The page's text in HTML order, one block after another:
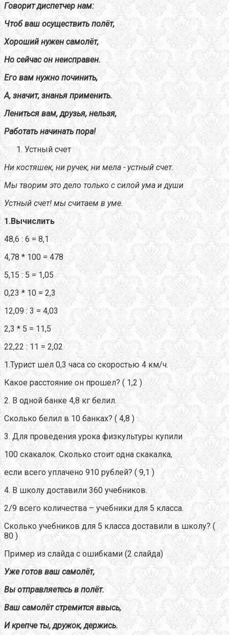
Говорит диспетчер нам:
Чтоб ваш осуществить полёт,
Хороший нужен самолёт,
Но сейчас он неисправен.
Его вам нужно починить,
А, значит, знанья применить.
Лениться вам, друзья, нельзя,
Работать начинать пора!
Устный счет
Ни костяшек, ни ручек, ни мела - устный счет.
Мы творим это дело только с силой ума и души
Устный счет! мы считаем в уме.
1.Вычислить
48,6 : 6 = 8,1
4,78 * 100 = 478
5,15 : 5 = 1,05
0,23 * 10 = 2,3
12,09 : 3 = 4,03
2,3 * 5 = 11,5
22,22 : 11 = 2,02
1.Турист шел 0,3 часа со скоростью 4 км/ч.
Какое расстояние он прошел? ( 1,2 )
2. В одной банке 4,8 кг белил.
Сколько белил в 10 банках? ( 4,8 )
3. Для проведения урока физкультуры купили
100 скакалок. Сколько стоит одна скакалка,
если всего уплачено 910 рублей? ( 9,1 )
4. В школу доставили 360 учебников.
2/9 всего количества – учебники для 5 класса.
Сколько учебников для 5 класса доставили в школу? (
80 )
Пример из слайда с ошибками (2 слайда)
Уже готов ваш самолёт,
Вы отправляетесь в полёт.
Ваш самолёт стремится ввысь,
И крепче ты, дружок, держись.